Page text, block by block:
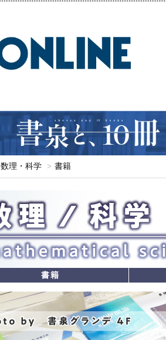
数理・科学 > 書籍